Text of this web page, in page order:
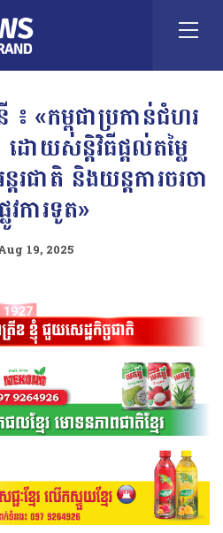
«កម្ពុជាប្រកាន់ជំហរ
ោយសន្តិវិធីផ្តល់តម្លៃ
តរជាតិ និងយន្តការចរចា
វការទូត»
19, 2025